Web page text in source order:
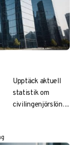
Upptäck aktuell
statistik om
civilingenjörslöner